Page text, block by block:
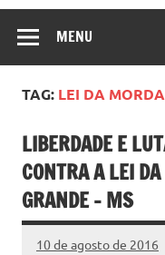
MENU
TAG: LEI DA
LIBERDADE E
CONTRA A LEI
GRANDE – MS
10 de agosto de 2016